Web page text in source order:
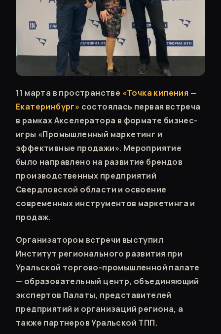
11 марта в пространстве «Точка кипения —
Екатеринбург» состоялась первая встреча
в рамках Акселератора в формате бизнес-
игры «Промышленный маркетинг и
эффективные продажи». Мероприятие
было направлено на развитие брендов
производственных предприятий
Свердловской области и освоение
современных инструментов маркетинга и
продаж.
Организатором встречи выступил
Институт регионального развития при
Уральской торгово-промышленной палате
— образовательный центр, объединяющий
экспертов Палаты, представителей
предприятий и организаций региона, а
также партнеров Уральской ТПП.